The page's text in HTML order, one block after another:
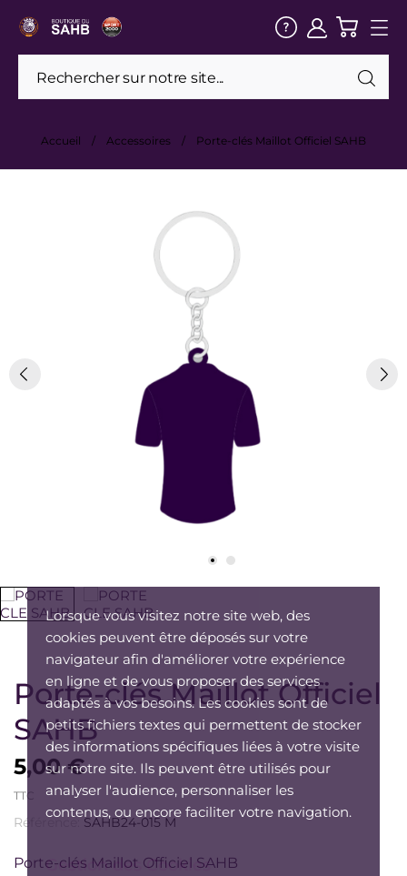
Lorsque vous visitez notre site web, des
cookies peuvent être déposés sur votre
navigateur afin d'améliorer votre expérience
en ligne et de vous proposer des services
adaptés à vos besoins. Les cookies sont de
petits fichiers textes qui permettent de stocker
des informations spécifiques liées à votre visite
sur notre site. Ils peuvent être utilisés pour
analyser l'audience, personnaliser les
contenus, ou encore faciliter votre navigation.
Gestion des Cookies
Accueil Accessoires Porte-clés Maillot Officiel SAHB
Porte-clés Maillot Officiel
SAHB
5,00 €
TTC
Référence: SAHB24-015 M
Porte-clés Maillot Officiel SAHB